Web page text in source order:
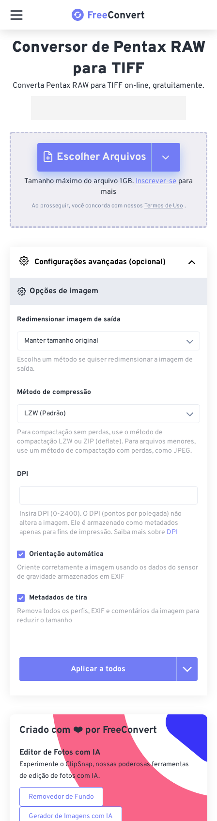
Conversor de Pentax RAW
para TIFF
Converta Pentax RAW para TIFF on-line, gratuitamente.
Escolher Arquivos
Do dispositivo
Do Google Drive
Do OneDrive
Da URL
Tamanho máximo do arquivo 1GB. Inscrever-se para
mais
Ao prosseguir, você concorda com nossos Termos de Uso .
Configurações avançadas (opcional)
Opções de imagem
Redimensionar imagem de saída
Manter tamanho original
Escolha um método se quiser redimensionar a imagem de
saída.
Método de compressão
LZW (Padrão)
Para compactação sem perdas, use o método de
compactação LZW ou ZIP (deflate). Para arquivos menores,
use um método de compactação com perdas, como JPEG.
DPI
Insira DPI (0-2400). O DPI (pontos por polegada) não
altera a imagem. Ele é armazenado como metadados
apenas para fins de impressão. Saiba mais sobre DPI
Orientação automática
Oriente corretamente a imagem usando os dados do sensor
de gravidade armazenados em EXIF
Metadados de tira
Remova todos os perfis, EXIF ​​e comentários da imagem para
reduzir o tamanho
Aplicar a todos
Aplicar a partir da predefinição
Salvar como predefinição
Criado com ❤️ por FreeConvert
Editor de Fotos com IA
Experimente o ClipSnap, nossas poderosas ferramentas
de edição de fotos com IA.
Removedor de Fundo
Gerador de Imagens com IA